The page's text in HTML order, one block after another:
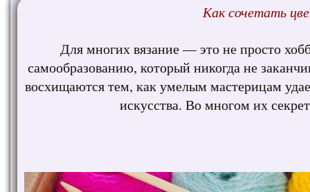
Как сочетать
Для многих вязание — это не просто
самообразованию, который никогда не
восхищаются тем, как умелым мастерицам
искусства. Во многом их